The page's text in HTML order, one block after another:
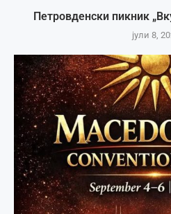
Петровденски пикник
јули 8,